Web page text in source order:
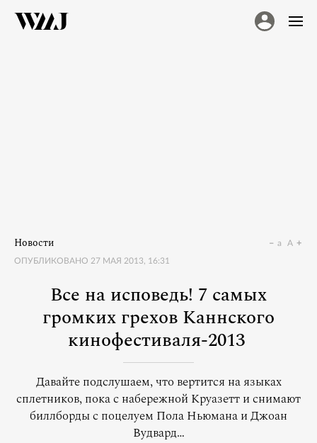
Новости
ОПУБЛИКОВАНО 27 МАЯ 2013, 16:31
a A
Все на исповедь! 7 самых
громких грехов Каннского
кинофестиваля-2013
Давайте подслушаем, что вертится на языках
сплетников, пока с набережной Круазетт и снимают
биллборды с поцелуем Пола Ньюмана и Джоан
Вудвард…